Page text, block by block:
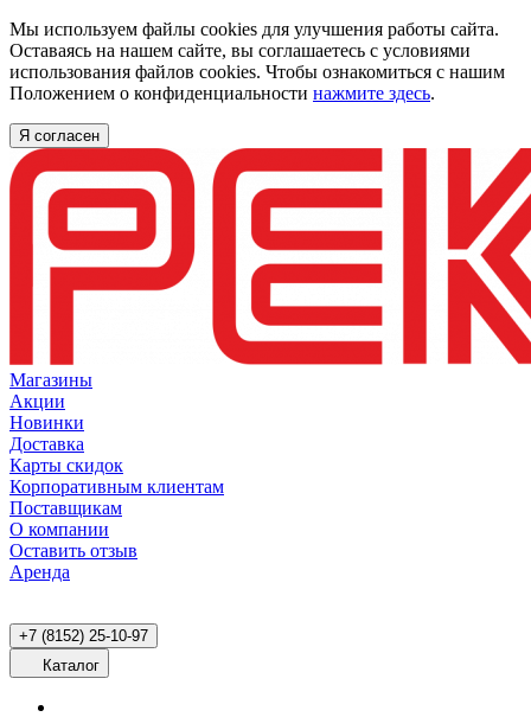
Мы используем файлы cookies для улучшения работы сайта.
Оставаясь на нашем сайте, вы соглашаетесь с условиями
использования файлов cookies. Чтобы ознакомиться с нашим
Положением о конфиденциальности нажмите здесь.
Я согласен
Магазины
Акции
Новинки
Доставка
Карты скидок
Корпоративным клиентам
Поставщикам
О компании
Оставить отзыв
Аренда
+7 (8152) 25-10-97
Каталог